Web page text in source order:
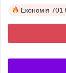
Економія 701